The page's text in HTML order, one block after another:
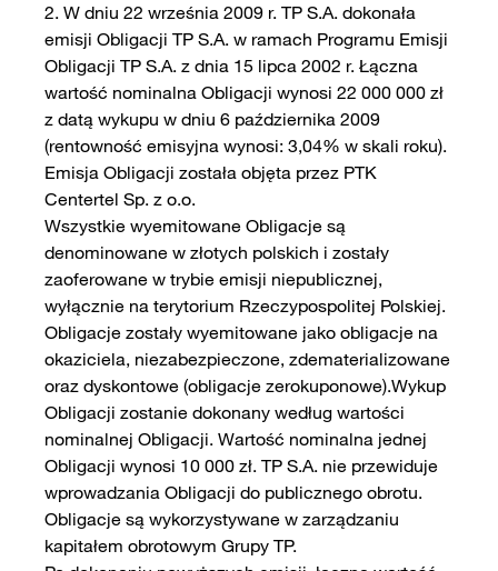
2. W dniu 22 września 2009 r. TP S.A. dokonała
emisji Obligacji TP S.A. w ramach Programu Emisji
Obligacji TP S.A. z dnia 15 lipca 2002 r. Łączna
wartość nominalna Obligacji wynosi 22 000 000 zł
z datą wykupu w dniu 6 października 2009
(rentowność emisyjna wynosi: 3,04% w skali roku).
Emisja Obligacji została objęta przez PTK
Centertel Sp. z o.o.
Wszystkie wyemitowane Obligacje są
denominowane w złotych polskich i zostały
zaoferowane w trybie emisji niepublicznej,
wyłącznie na terytorium Rzeczypospolitej Polskiej.
Obligacje zostały wyemitowane jako obligacje na
okaziciela, niezabezpieczone, zdematerializowane
oraz dyskontowe (obligacje zerokuponowe).Wykup
Obligacji zostanie dokonany według wartości
nominalnej Obligacji. Wartość nominalna jednej
Obligacji wynosi 10 000 zł. TP S.A. nie przewiduje
wprowadzania Obligacji do publicznego obrotu.
Obligacje są wykorzystywane w zarządzaniu
kapitałem obrotowym Grupy TP.